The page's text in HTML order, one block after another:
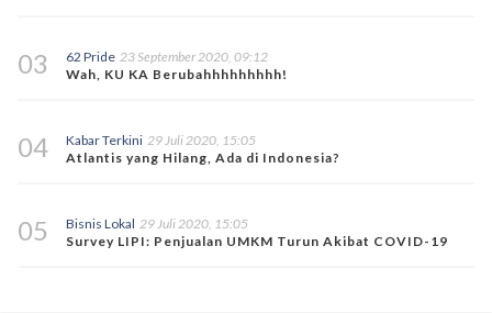
03 62 Pride 23 September 2020, 09:12
Wah, KU KA Berubahhhhhhhhh!
04 Kabar Terkini 29 Juli 2020, 15:05
Atlantis yang Hilang, Ada di Indonesia?
05 Bisnis Lokal 29 Juli 2020, 15:05
Survey LIPI: Penjualan UMKM Turun Akibat COVID-19